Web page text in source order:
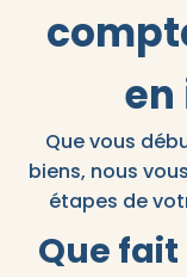
Que vous
biens, nous
étapes de
Que